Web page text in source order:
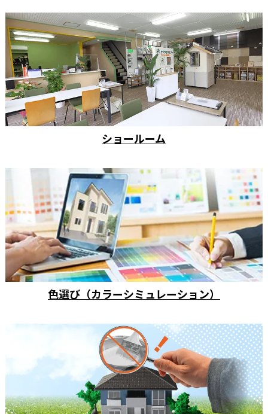
ショールーム
色選び（カラーシミュレーション）